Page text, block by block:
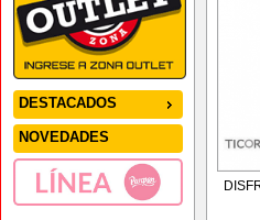
DESTACADOS
NOVEDADES